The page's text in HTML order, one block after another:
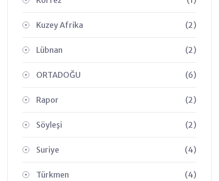
Kuzey Afrika (2)
Lübnan (2)
ORTADOĞU (6)
Rapor (2)
Söyleşi (2)
Suriye (4)
Türkmen (4)